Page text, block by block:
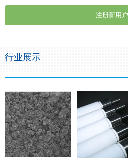
行业展示
注册新用户